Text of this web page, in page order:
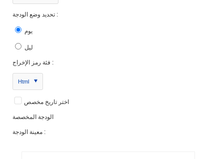
تحديد وضع الودجة :
يوم
ليل
فئة رمز الإخراج :
Html
اختر تاريخ مخصص
الودجة المخصصة
معينة الودجة :